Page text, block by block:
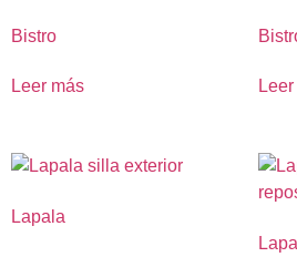
Bistro
Leer más
Lapala